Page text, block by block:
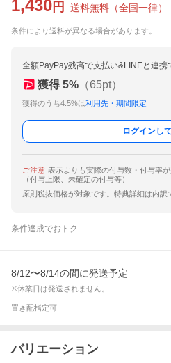
1,430 円 送料無料 （全国一律）
条件により送料が異なる場合があります。
全額PayPay残高で支払い&LINEと連携
獲得 5% （65pt）
獲得のうち4.5%は利用先・期間限定
ログインし
ご注意 表示よりも実際の付与数・付与率
（付与上限、未確定の付与等）
原則税抜価格が対象です。特典詳細は内訳
条件達成でおトク
8/12〜8/14の間に発送予定
※休業日は発送されません。
置き配指定可
バリエーション